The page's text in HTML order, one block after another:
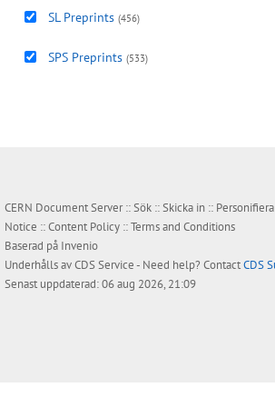
SL Preprints (456)
SPS Preprints (533)
CERN Document Server ::Sök ::Skicka in :: Personifiera
Notice ::Content Policy ::Terms and Conditions
Baserad på Invenio
Underhålls avCDS Service- Need help? ContactCDS
Senast uppdaterad: 06 aug 2026, 21:09